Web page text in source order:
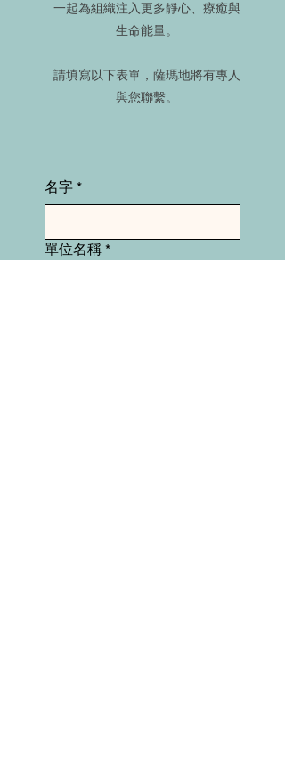
一起為組織注入更多靜心、療癒與
生命能量。
​請填寫以下表單，薩瑪地將有專人
與您聯繫。
名字 *
單位名稱 *